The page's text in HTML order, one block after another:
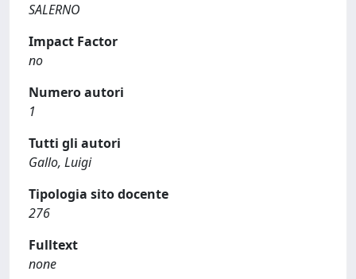
SALERNO
Impact Factor
no
Numero autori
1
Tutti gli autori
Gallo, Luigi
Tipologia sito docente
276
Fulltext
none